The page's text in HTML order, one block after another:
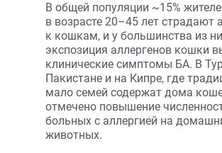
В общей популяции ~15%
в возрасте 20–45 лет страдают
к кошкам, и у большинства из
экспозиция аллергенов кошки
клинические симптомы БА. В
Пакистане и на Кипре, где
мало семей содержат дома
отмечено повышение
больных с аллергией на
животных.